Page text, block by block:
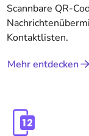
Scannbare QR-
Kontaktlisten.
Mehr entdecken